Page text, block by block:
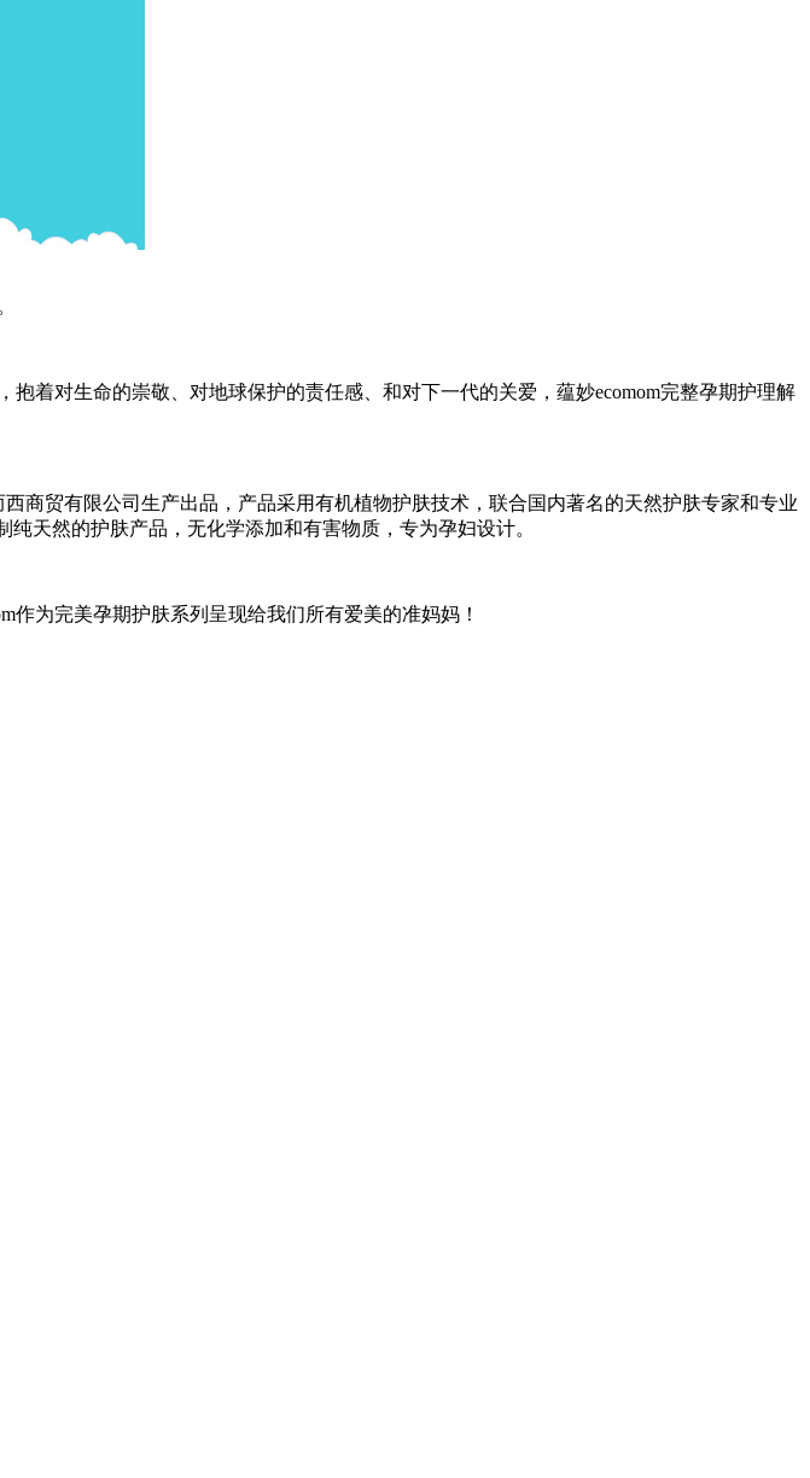
对生命的崇敬、对地球保护的责任感、和对下一代的关爱，蕴妙ecomom完整孕期护理解
贸有限公司生产出品，产品采用有机植物护肤技术，联合国内著名的天然护肤专家和专业
天然的护肤产品，无化学添加和有害物质，专为孕妇设计。
为完美孕期护肤系列呈现给我们所有爱美的准妈妈！